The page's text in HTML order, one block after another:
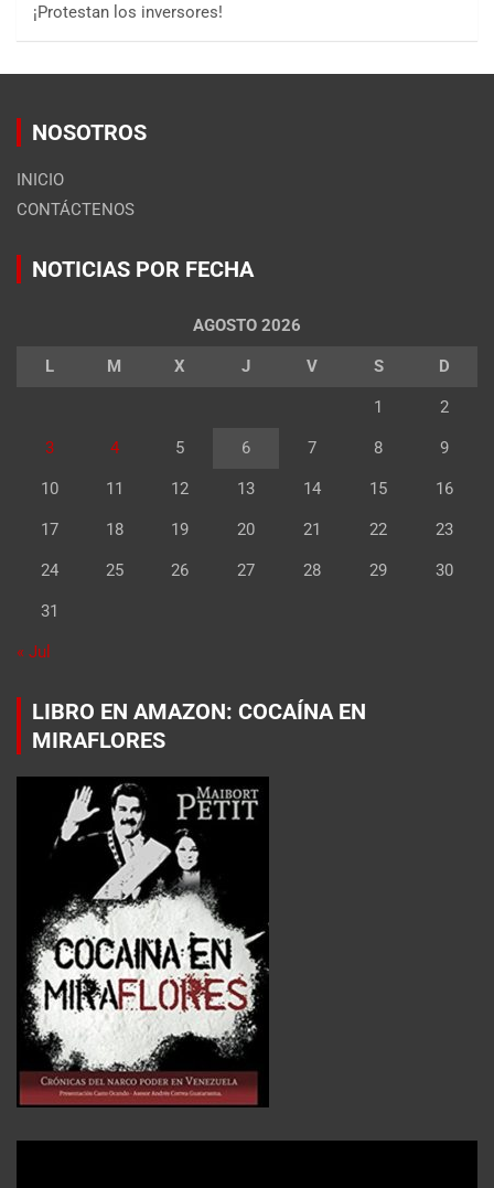
¡Protestan los inversores!
NOSOTROS
INICIO
CONTÁCTENOS
NOTICIAS POR FECHA
AGOSTO 2026
L M X J V S D
1 2
3 4 5 6 7 8 9
10 11 12 13 14 15 16
17 18 19 20 21 22 23
24 25 26 27 28 29 30
31
« Jul
LIBRO EN AMAZON: COCAÍNA EN
MIRAFLORES